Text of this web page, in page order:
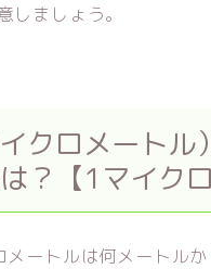
しましょう。
クロメートル
？【1マイク
メートルは何メートル